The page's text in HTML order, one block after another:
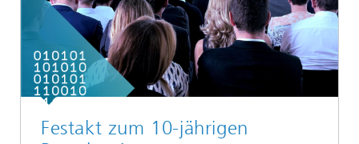
Festakt zum 10-jährigen